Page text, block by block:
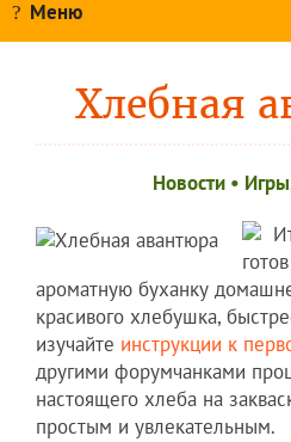
Меню
Хлебная
Новости •
ароматную буханку
красивого хлебушка,
изучайте инструкции к
другими форумчанками
настоящего хлеба на
простым и увлекательным.